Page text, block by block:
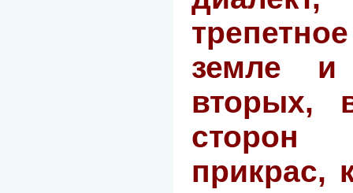
земле
вторых,
сторон
прикрас,